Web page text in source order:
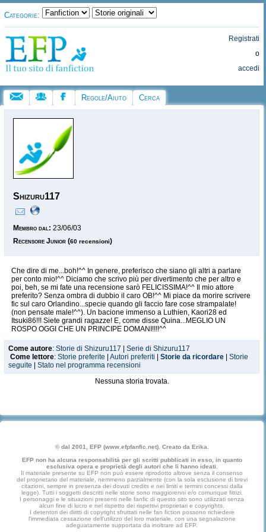
Categorie:
Registrati
o
accedi
Regole/Aiuto Cerca
Shizuru117
Membro dal: 23/06/03
Recensore Junior (60 recensioni)
Che dire di me...boh!^^ In genere, preferisco che siano gli altri a parlare
per conto mio!^^ Diciamo che scrivo più per divertimento che per altro e
poi, beh, se mi fate una recensione sarò FELICISSIMA!^^ Il mio attore
preferito? Senza ombra di dubbio il caro OB!^^ Mi piace da morire scrivere
fic sul caro Orlandino...specie quando gli faccio fare cose strampalate!
(non pensate male!^^). Un bacione immenso a Luthien, Kaori28 ed
Itsuki86!!! Siete grandi ragazze! E, come disse Quina...MEGLIO UN
ROSPO OGGI CHE UN PRINCIPE DOMANI!!!!^^
Come autore: Storie di Shizuru117
Serie di Shizuru117
Come lettore: Storie preferite Autori preferiti Storie da ricordare
Storie
seguite
Stato nel programma recensioni
Nessuna storia trovata.
© dal 2001, EFP (www.efpfanfic.net). Creato da Erika.
EFP non ha alcuna responsabilità per gli scritti pubblicati in esso, in quanto
esclusiva opera e proprietà degli autori che li hanno ideati.
Il materiale presente su EFP non può essere riprodotto altrove senza il consenso
del proprietario del materiale, nemmeno parzialmente (con la sola esclusione di brevi
citazioni, sempre in presenza dei dovuti credits e nei limiti e termini concessi dalla
legge). Tutti i soggetti descritti nelle storie sono maggiorenni e/o comunque fittizi.
I personaggi e le situazioni presenti nelle fanfic di questo sito sono utilizzati senza
alcun fine di lucro e nel rispetto dei rispettivi proprietari e copyrights.
I detentori dei diritti di copyright sfruttati nelle fan fiction possono richiedere
l'immediata cessazione dell'utilizzo del loro materiale, con una segnalazione
adeguatamente supportata da inoltrare ad EFP.